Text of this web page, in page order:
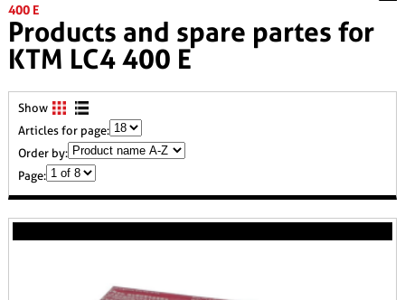
400 E
Products and spare partes for
KTM LC4 400 E
Show
Articles for page:
Order by:
Page: